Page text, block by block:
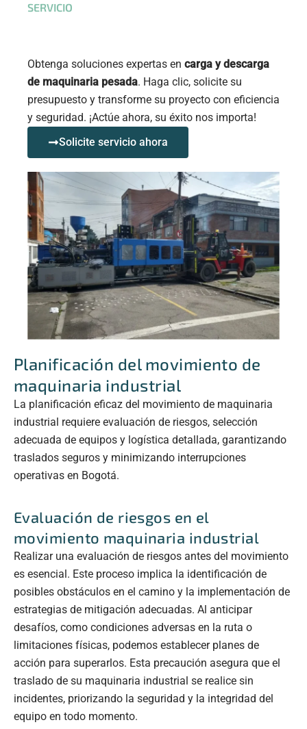
SERVICIO
Obtenga soluciones expertas en carga y descarga
de maquinaria pesada. Haga clic, solicite su
presupuesto y transforme su proyecto con eficiencia
y seguridad. ¡Actúe ahora, su éxito nos importa!
Solicite servicio ahora
Planificación del movimiento de
maquinaria industrial
La planificación eficaz del movimiento de maquinaria
industrial requiere evaluación de riesgos, selección
adecuada de equipos y logística detallada, garantizando
traslados seguros y minimizando interrupciones
operativas en Bogotá.
Evaluación de riesgos en el
movimiento maquinaria industrial
Realizar una evaluación de riesgos antes del movimiento
es esencial. Este proceso implica la identificación de
posibles obstáculos en el camino y la implementación de
estrategias de mitigación adecuadas. Al anticipar
desafíos, como condiciones adversas en la ruta o
limitaciones físicas, podemos establecer planes de
acción para superarlos. Esta precaución asegura que el
traslado de su maquinaria industrial se realice sin
incidentes, priorizando la seguridad y la integridad del
equipo en todo momento.